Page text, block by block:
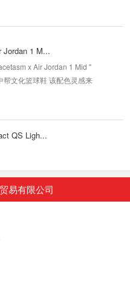
Jordan 1 M...
QS Ligh...
1 RETRO H...
易有限公司